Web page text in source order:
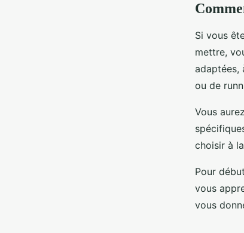
Si vous
mettre,
adaptées,
ou de
Vous
choisir à
Pour
vous
vous